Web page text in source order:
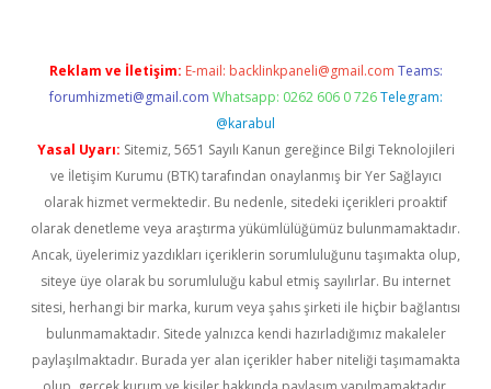
Reklam ve İletişim: E-mail: backlinkpaneli@gmail.com Teams:
forumhizmeti@gmail.com Whatsapp: 0262 606 0 726 Telegram:
@karabul
Yasal Uyarı: Sitemiz, 5651 Sayılı Kanun gereğince Bilgi Teknolojileri
ve İletişim Kurumu (BTK) tarafından onaylanmış bir Yer Sağlayıcı
olarak hizmet vermektedir. Bu nedenle, sitedeki içerikleri proaktif
olarak denetleme veya araştırma yükümlülüğümüz bulunmamaktadır.
Ancak, üyelerimiz yazdıkları içeriklerin sorumluluğunu taşımakta olup,
siteye üye olarak bu sorumluluğu kabul etmiş sayılırlar. Bu internet
sitesi, herhangi bir marka, kurum veya şahıs şirketi ile hiçbir bağlantısı
bulunmamaktadır. Sitede yalnızca kendi hazırladığımız makaleler
paylaşılmaktadır. Burada yer alan içerikler haber niteliği taşımamakta